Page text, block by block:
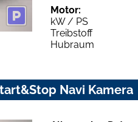
Motor:
kW / PS
Treibstoff
Hubraum
Navi Kamera